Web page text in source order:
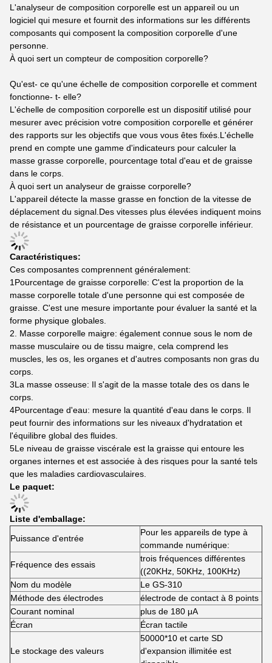
L'analyseur de composition corporelle est un appareil ou un
logiciel qui mesure et fournit des informations sur les différents
composants qui composent la composition corporelle d'une
personne.
À quoi sert un compteur de composition corporelle?
Qu'est- ce qu'une échelle de composition corporelle et comment
fonctionne- t- elle?
L'échelle de composition corporelle est un dispositif utilisé pour
mesurer avec précision votre composition corporelle et générer
des rapports sur les objectifs que vous vous êtes fixés.L'échelle
prend en compte une gamme d'indicateurs pour calculer la
masse grasse corporelle, pourcentage total d'eau et de graisse
dans le corps.
À quoi sert un analyseur de graisse corporelle?
L'appareil détecte la masse grasse en fonction de la vitesse de
déplacement du signal.Des vitesses plus élevées indiquent moins
de résistance et un pourcentage de graisse corporelle inférieur.
Caractéristiques:
Ces composantes comprennent généralement:
1Pourcentage de graisse corporelle: C'est la proportion de la
masse corporelle totale d'une personne qui est composée de
graisse. C'est une mesure importante pour évaluer la santé et la
forme physique globales.
2. Masse corporelle maigre: également connue sous le nom de
masse musculaire ou de tissu maigre, cela comprend les
muscles, les os, les organes et d'autres composants non gras du
corps.
3La masse osseuse: Il s'agit de la masse totale des os dans le
corps.
4Pourcentage d'eau: mesure la quantité d'eau dans le corps. Il
peut fournir des informations sur les niveaux d'hydratation et
l'équilibre global des fluides.
5Le niveau de graisse viscérale est la graisse qui entoure les
organes internes et est associée à des risques pour la santé tels
que les maladies cardiovasculaires.
Le paquet:
Liste d'emballage:
Puissance d'entrée
Pour les appareils de type à
commande numérique:
Fréquence des essais
trois fréquences différentes
((20KHz, 50KHz, 100KHz)
Nom du modèle
Le GS-310
Méthode des électrodes
électrode de contact à 8 points
Courant nominal
plus de 180 μA
Écran
Écran tactile
Le stockage des valeurs
50000*10 et carte SD
d'expansion illimitée est